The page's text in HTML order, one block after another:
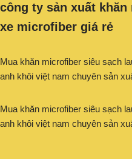
công ty sản xuất
xe microfiber giá rẻ
Mua khăn microfiber siêu sạch
anh khôi việt nam chuyên sản
Mua khăn microfiber siêu sạch
anh khôi việt nam chuyên sản